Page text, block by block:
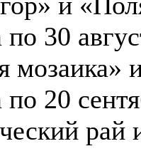
по 30
мозаика»
по 20
рай